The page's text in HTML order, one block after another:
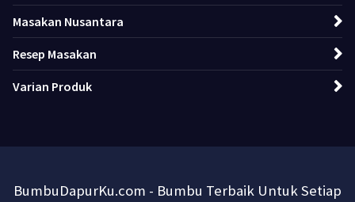
Masakan Nusantara
Resep Masakan
Varian Produk
BumbuDapurKu.com - Bumbu Terbaik Untuk Setiap